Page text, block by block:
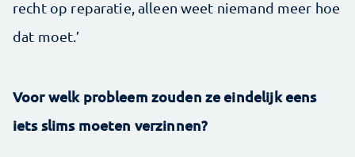
recht op reparatie, alleen weet niemand meer hoe
dat moet.’
Voor welk probleem zouden ze eindelijk eens
iets slims moeten verzinnen?